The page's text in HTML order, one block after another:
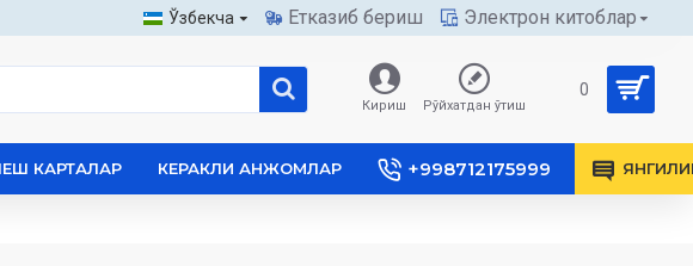
Ўзбекча Етказиб бериш Электрон китоблар
Кириш Рўйхатдан ўтиш
0
КАРТАЛАР КЕРАКЛИ АНЖОМЛАР +998712175999